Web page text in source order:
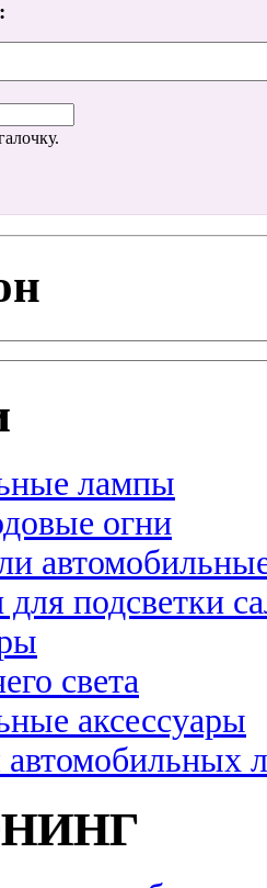
лампы
огни
подсветки
света
аксессуары